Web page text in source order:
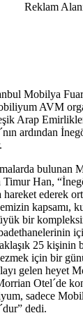
Reklam
Mobilya
AVM
Arap
ardından
bulunan
Han,
ederek
kapsamı,
bir
25 kişinin
için bir
gelen heyet
Otel´de
sadece
dedi.